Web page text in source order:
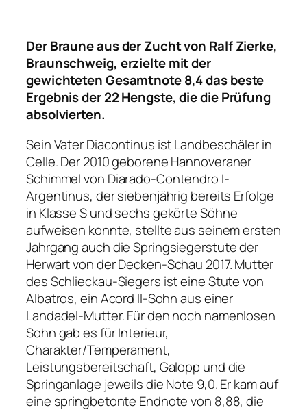
Der Braune aus der Zucht von Ralf Zierke,
Braunschweig, erzielte mit der
gewichteten Gesamtnote 8,4 das beste
Ergebnis der 22 Hengste, die die Prüfung
absolvierten.
Sein Vater Diacontinus ist Landbeschäler in
Celle. Der 2010 geborene Hannoveraner
Schimmel von Diarado-Contendro I-
Argentinus, der siebenjährig bereits Erfolge
in Klasse S und sechs gekörte Söhne
aufweisen konnte, stellte aus seinem ersten
Jahrgang auch die Springsiegerstute der
Herwart von der Decken-Schau 2017. Mutter
des Schlieckau-Siegers ist eine Stute von
Albatros, ein Acord II-Sohn aus einer
Landadel-Mutter. Für den noch namenlosen
Sohn gab es für Interieur,
Charakter/Temperament,
Leistungsbereitschaft, Galopp und die
Springanlage jeweils die Note 9,0. Er kam auf
eine springbetonte Endnote von 8,88, die